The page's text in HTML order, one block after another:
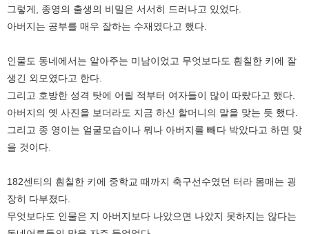
그렇게, 종영의 출생의 비밀은 서서히 드러나고 있었다.
아버지는 공부를 매우 잘하는 수재였다고 했다.
인물도 동네에서는 알아주는 미남이었고 무엇보다도 훤칠한 키에 잘
생긴 외모였다고 한다.
그리고 호방한 성격 탓에 어릴 적부터 여자들이 많이 따랐다고 했다.
아버지의 옛 사진을 보더라도 지금 하신 할머니의 말을 맞는 듯 했다.
그리고 종 영이는 얼굴모습이나 뭐나 아버지를 빼다 박았다고 하면 맞
을 것이다.
182센티의 훤칠한 키에 중학교 때까지 축구선수였던 터라 몸매는 굉
장히 다부졌다.
무엇보다도 인물은 지 아버지보다 나았으면 나았지 못하지는 않다는